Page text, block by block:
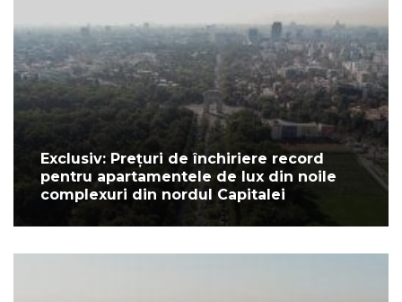
Exclusiv: Prețuri de închiriere record
pentru apartamentele de lux din noile
complexuri din nordul Capitalei